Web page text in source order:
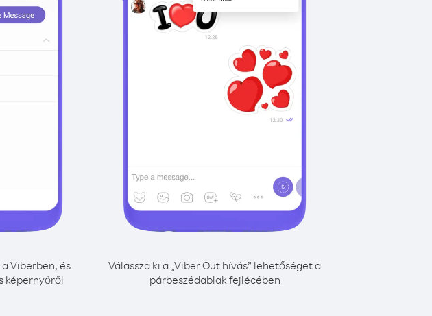
Viberben, és
képernyőről
Válassza ki a „Viber Out hívás” lehetőséget a
párbeszédablak fejlécében